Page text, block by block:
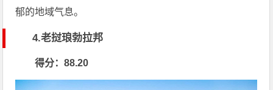
郁的地域气息。
4.老挝琅勃拉邦
得分：88.20